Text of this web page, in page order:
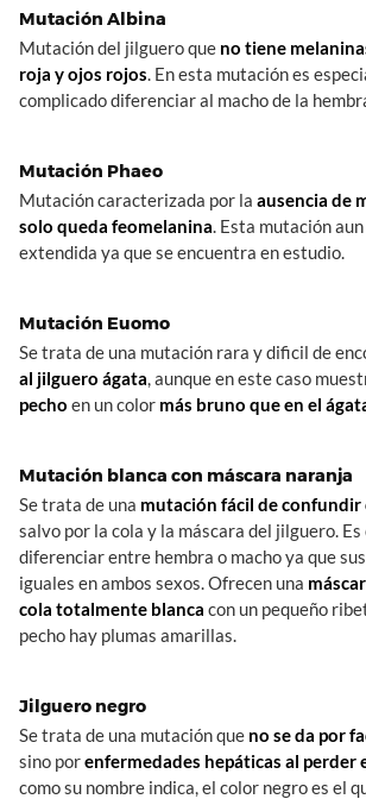
Mutación Albina
Mutación del jilguero que no tiene
roja y ojos rojos. En esta mutación es
complicado diferenciar al macho de la
Mutación Phaeo
Mutación caracterizada por la ausencia de
solo queda feomelanina. Esta mutación
extendida ya que se encuentra en estudio.
Mutación Euomo
Se trata de una mutación rara y dificil de
al jilguero ágata, aunque en este caso
pecho en un color más bruno que en el
Mutación blanca con máscara naranja
Se trata de una mutación fácil de confundir
salvo por la cola y la máscara del jilguero.
diferenciar entre hembra o macho ya que
iguales en ambos sexos. Ofrecen una
cola totalmente blanca con un pequeño
pecho hay plumas amarillas.
Jilguero negro
Se trata de una mutación que no se da por
sino porenfermedades hepáticas al perder
como su nombre indica, el color negro es el